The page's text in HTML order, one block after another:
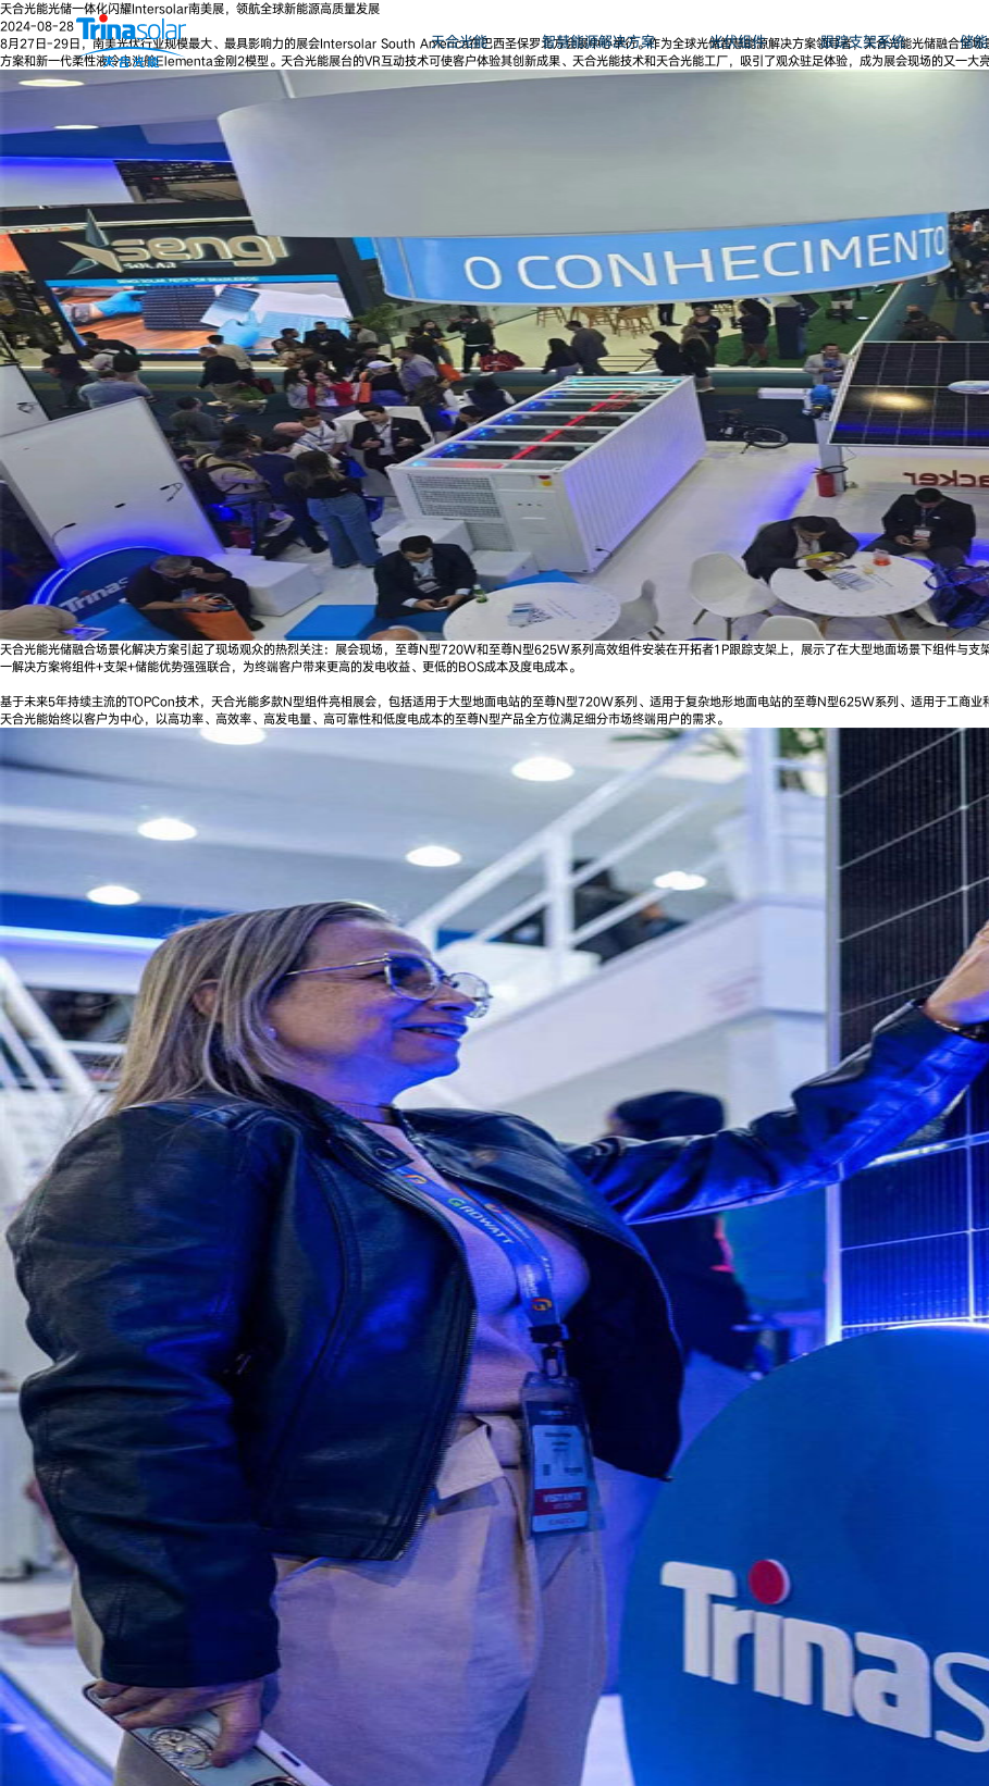
天合光能 智慧能源解决方案 光伏组件 跟踪支架系统 储
天合光能光储一体化闪耀Intersolar南美展，领航全球新能源高质量发展
2024-08-28
8月27日-29日，南美光伏行业规模最大、最具影响力的展会Intersolar South America在巴西圣保罗北方会展中心举行。作为全球光储智慧能源解决方案领导者，天合光能光储融合全
方案和新一代柔性液冷电池舱Elementa金刚2模型。天合光能展台的VR互动技术可使客户体验其创新成果、天合光能技术和天合光能工厂，吸引了观众驻足体验，成为展会现场的又一大亮
天合光能光储融合场景化解决方案引起了现场观众的热烈关注：展会现场，至尊N型720W和至尊N型625W系列高效组件安装在开拓者1P跟踪支架上，展示了在大型地面场景下组件与
一解决方案将组件+支架+储能优势强强联合，为终端客户带来更高的发电收益、更低的BOS成本及度电成本。
基于未来5年持续主流的TOPCon技术，天合光能多款N型组件亮相展会，包括适用于大型地面电站的至尊N型720W系列、适用于复杂地形地面电站的至尊N型625W系列、适用于工商
天合光能始终以客户为中心，以高功率、高效率、高发电量、高可靠性和低度电成本的至尊N型产品全方位满足细分市场终端用户的需求。